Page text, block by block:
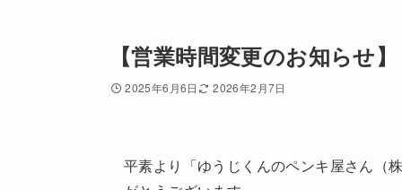
【営業時間変更のお知らせ】
2025年6月6日 2026年2月7日
平素より「ゆうじくんのペンキ屋さん（